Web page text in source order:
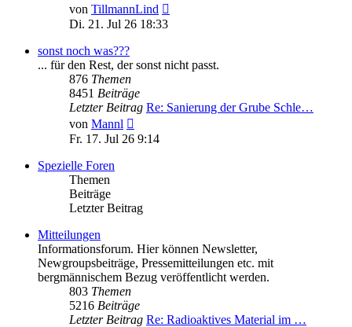
von TillmannLind
Di. 21. Jul 26 18:33
sonst noch was???
... für den Rest, der sonst nicht passt.
876 Themen
8451 Beiträge
Letzter Beitrag Re: Sanierung der Grube Schle…
von Mannl
Beitrag
Fr. 17. Jul 26 9:14
Spezielle Foren
Themen
Beiträge
Letzter Beitrag
Mitteilungen
Informationsforum. Hier können Newsletter,
Newgroupsbeiträge, Pressemitteilungen etc. mit
bergmännischem Bezug veröffentlicht werden.
803 Themen
5216 Beiträge
Letzter Beitrag Re: Radioaktives Material im …